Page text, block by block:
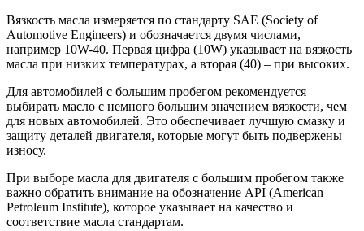
Вязкость масла измеряется по стандарту SAE (Society of
Automotive Engineers) и обозначается двумя числами,
например 10W-40. Первая цифра (10W) указывает на вязкость
масла при низких температурах, а вторая (40) – при высоких.
Для автомобилей с большим пробегом рекомендуется
выбирать масло с немного большим значением вязкости, чем
для новых автомобилей. Это обеспечивает лучшую смазку и
защиту деталей двигателя, которые могут быть подвержены
износу.
При выборе масла для двигателя с большим пробегом также
важно обратить внимание на обозначение API (American
Petroleum Institute), которое указывает на качество и
соответствие масла стандартам.